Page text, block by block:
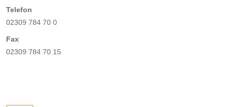
Telefon
02309 784 70 0
Fax
02309 784 70 15